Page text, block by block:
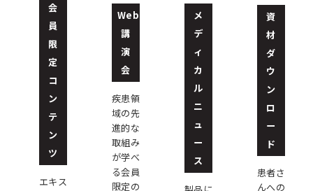
会
員
限
定
コ
ン
テ
ン
ツ
エキス
Web
講
演
会
疾患領
域の先
進的な
取組み
が学べ
る会員
限定の
メ
デ
ィ
カ
ル
ニ
ュ
ー
ス
資
材
ダ
ウ
ン
ロ
ー
ド
患者さ
んへの